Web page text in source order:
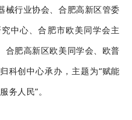
械行业协会、合肥高新区管委
中心、合肥市欧美同学会主
合肥高新区欧美同学会、欧普
科创中心承办，主题为“赋能
务人民”。